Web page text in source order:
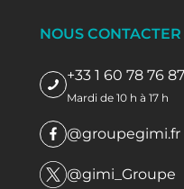
NOUS CONTACTER
+33 1 60 78 76 87
Mardi de 10 h à 17 h
@groupegimi.fr
@gimi_Groupe